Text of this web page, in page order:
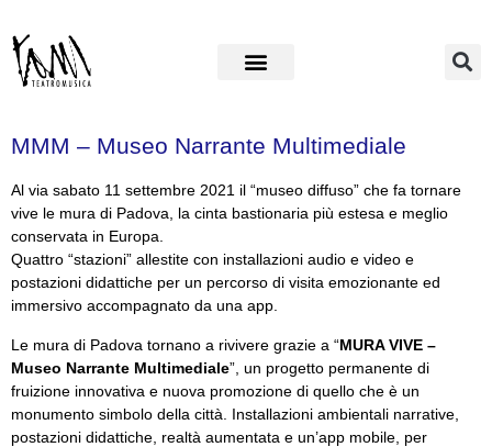
MMM – Museo Narrante Multimediale
Al via sabato 11 settembre 2021 il “museo diffuso” che fa tornare
vive le mura di Padova, la cinta bastionaria più estesa e meglio
conservata in Europa.
Quattro “stazioni” allestite con installazioni audio e video e
postazioni didattiche per un percorso di visita emozionante ed
immersivo accompagnato da una app.
Le mura di Padova tornano a rivivere grazie a “MURA VIVE –
Museo Narrante Multimediale”, un progetto permanente di
fruizione innovativa e nuova promozione di quello che è un
monumento simbolo della città. Installazioni ambientali narrative,
postazioni didattiche, realtà aumentata e un’app mobile, per